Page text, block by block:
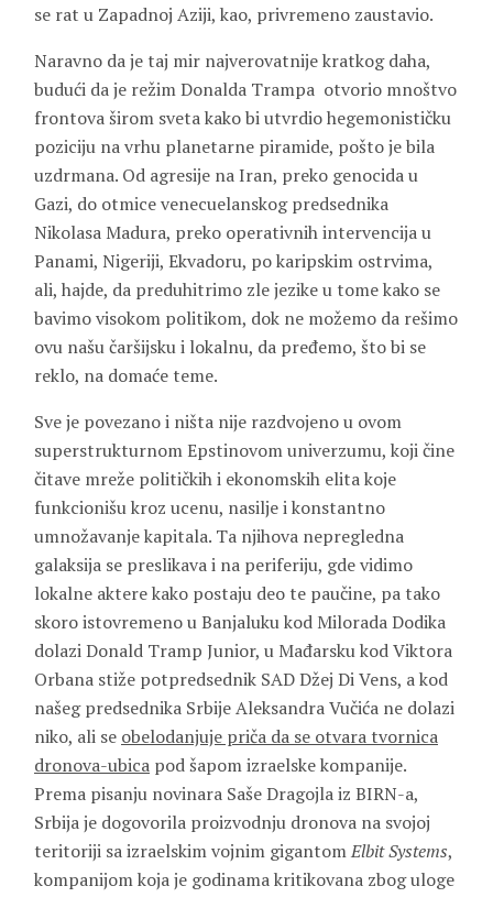
se rat u Zapadnoj Aziji, kao, privremeno zaustavio.
Naravno da je taj mir najverovatnije kratkog daha,
budući da je režim Donalda Trampa otvorio mnoštvo
frontova širom sveta kako bi utvrdio hegemonističku
poziciju na vrhu planetarne piramide, pošto je bila
uzdrmana. Od agresije na Iran, preko genocida u
Gazi, do otmice venecuelanskog predsednika
Nikolasa Madura, preko operativnih intervencija u
Panami, Nigeriji, Ekvadoru, po karipskim ostrvima,
ali, hajde, da preduhitrimo zle jezike u tome kako se
bavimo visokom politikom, dok ne možemo da rešimo
ovu našu čaršijsku i lokalnu, da pređemo, što bi se
reklo, na domaće teme.
Sve je povezano i ništa nije razdvojeno u ovom
superstrukturnom Epstinovom univerzumu, koji čine
čitave mreže političkih i ekonomskih elita koje
funkcionišu kroz ucenu, nasilje i konstantno
umnožavanje kapitala. Ta njihova nepregledna
galaksija se preslikava i na periferiju, gde vidimo
lokalne aktere kako postaju deo te paučine, pa tako
skoro istovremeno u Banjaluku kod Milorada Dodika
dolazi Donald Tramp Junior, u Mađarsku kod Viktora
Orbana stiže potpredsednik SAD Džej Di Vens, a kod
našeg predsednika Srbije Aleksandra Vučića ne dolazi
niko, ali se obelodanjuje priča da se otvara tvornica
dronova-ubica pod šapom izraelske kompanije.
Prema pisanju novinara Saše Dragojla iz BIRN-a,
Srbija je dogovorila proizvodnju dronova na svojoj
teritoriji sa izraelskim vojnim gigantomElbit Systems,
kompanijom koja je godinama kritikovana zbog uloge